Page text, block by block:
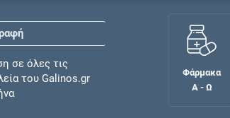
σε όλες τις
του Galinos.gr
Φάρμακα
Α - Ω